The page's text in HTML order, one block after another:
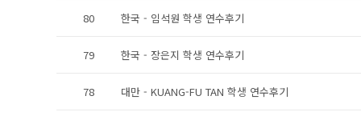
80 한국 - 임석원 학생 연수후기
79 한국 - 장은지 학생 연수후기
78 대만 - KUANG-FU TAN 학생 연수후기